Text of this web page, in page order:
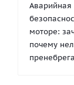
Аварийная
моторе:
почему